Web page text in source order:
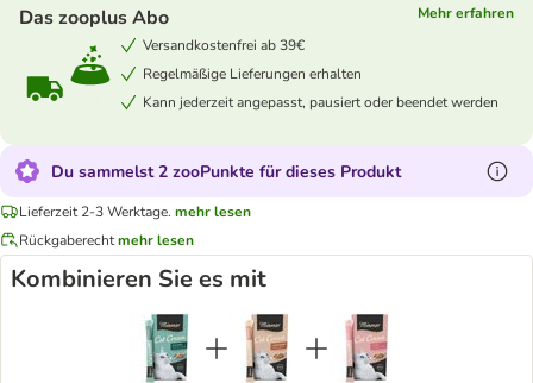
Das zooplus Abo
Mehr erfahren
Versandkostenfrei ab 39€
Regelmäßige Lieferungen erhalten
Kann jederzeit angepasst, pausiert oder beendet werden
Du sammelst 2 zooPunkte für dieses Produkt
Lieferzeit 2-3 Werktage. mehr lesen
Rückgaberechtmehr lesen
Kombinieren Sie es mit